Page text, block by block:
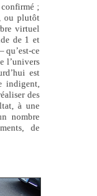
;
ou plutôt
virtuel
de 1 et
qu’est-ce
l’univers
est
indigent,
des
à une
nombre
de